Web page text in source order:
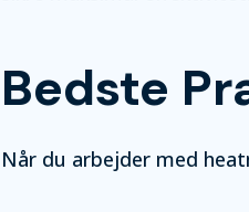
Bedste
Når du arbejder med